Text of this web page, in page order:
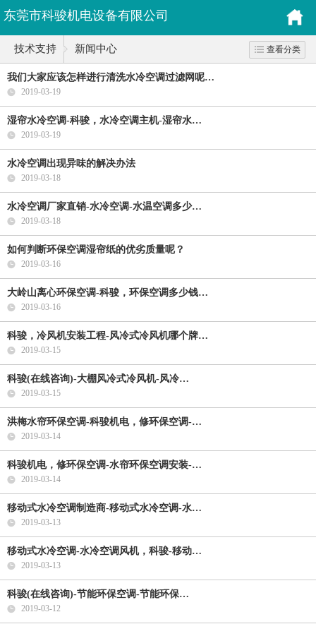
东莞市科骏机电设备有限公司
技术支持 新闻中心 查看分类
我们大家应该怎样进行清洗水冷空调过滤网呢…
2019-03-19
湿帘水冷空调-科骏，水冷空调主机-湿帘水…
2019-03-19
水冷空调出现异味的解决办法
2019-03-18
水冷空调厂家直销-水冷空调-水温空调多少…
2019-03-18
如何判断环保空调湿帘纸的优劣质量呢？
2019-03-16
大岭山离心环保空调-科骏，环保空调多少钱…
2019-03-16
科骏，冷风机安装工程-风冷式冷风机哪个牌…
2019-03-15
科骏(在线咨询)-大棚风冷式冷风机-风冷…
2019-03-15
洪梅水帘环保空调-科骏机电，修环保空调-…
2019-03-14
科骏机电，修环保空调-水帘环保空调安装-…
2019-03-14
移动式水冷空调制造商-移动式水冷空调-水…
2019-03-13
移动式水冷空调-水冷空调风机，科骏-移动…
2019-03-13
科骏(在线咨询)-节能环保空调-节能环保…
2019-03-12